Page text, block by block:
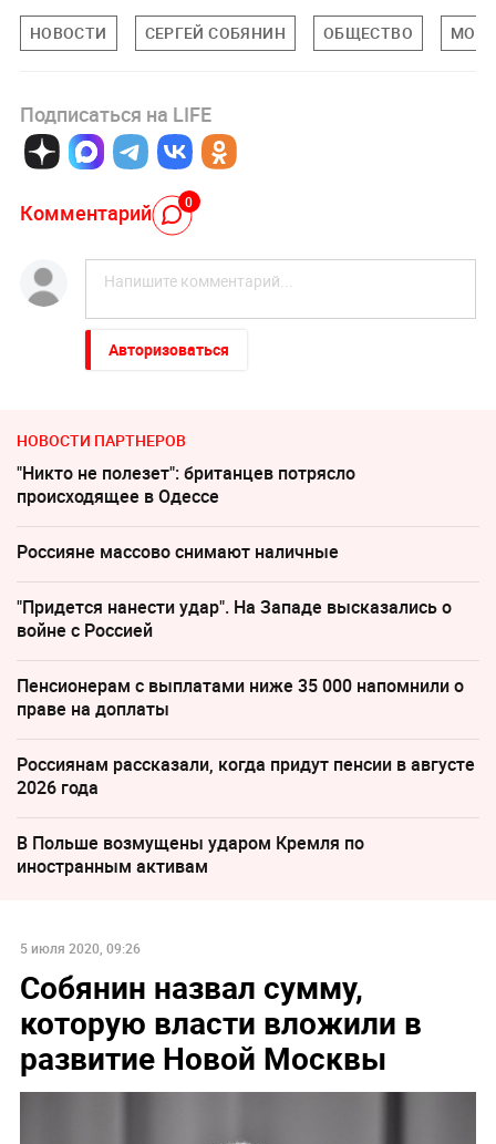
НОВОСТИ СЕРГЕЙ СОБЯНИН ОБЩЕСТВО
Подписаться на LIFE
Комментарий 0
Авторизоваться
НОВОСТИ ПАРТНЕРОВ
"Никто не полезет": британцев потрясло
происходящее в Одессе
Россияне массово снимают наличные
"Придется нанести удар". На Западе высказались о
войне с Россией
Пенсионерам с выплатами ниже 35 000 напомнили о
праве на доплаты
Россиянам рассказали, когда придут пенсии в августе
2026 года
В Польше возмущены ударом Кремля по
иностранным активам
5 июля 2020, 09:26
Собянин назвал сумму,
которую власти вложили в
развитие Новой Москвы